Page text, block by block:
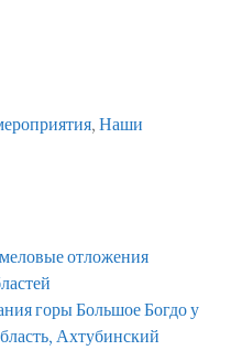
,Наши
отложения
горы Большое Богдо у
Ахтубинский